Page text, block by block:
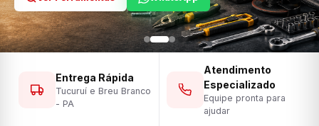
Entrega Rápida
Tucuruí e Breu Branco
- PA
Atendimento
Especializado
Equipe pronta para
ajudar